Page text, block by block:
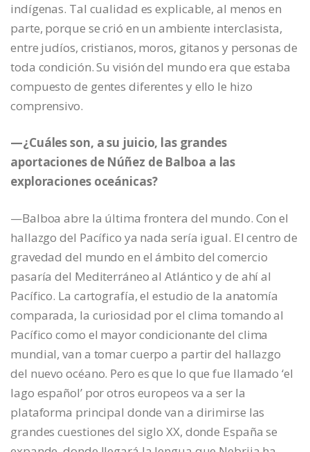
indígenas. Tal cualidad es explicable, al menos en
parte, porque se crió en un ambiente interclasista,
entre judíos, cristianos, moros, gitanos y personas de
toda condición. Su visión del mundo era que estaba
compuesto de gentes diferentes y ello le hizo
comprensivo.
—¿Cuáles son, a su juicio, las grandes
aportaciones de Núñez de Balboa a las
exploraciones oceánicas?
—Balboa abre la última frontera del mundo. Con el
hallazgo del Pacífico ya nada sería igual. El centro de
gravedad del mundo en el ámbito del comercio
pasaría del Mediterráneo al Atlántico y de ahí al
Pacífico. La cartografía, el estudio de la anatomía
comparada, la curiosidad por el clima tomando al
Pacífico como el mayor condicionante del clima
mundial, van a tomar cuerpo a partir del hallazgo
del nuevo océano. Pero es que lo que fue llamado ‘el
lago español’ por otros europeos va a ser la
plataforma principal donde van a dirimirse las
grandes cuestiones del siglo XX, donde España se